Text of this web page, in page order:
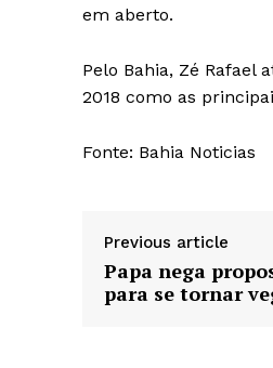
em aberto.
Pelo Bahia, Zé Rafael
2018 como as
Fonte: Bahia Noticias
Previous article
Papa nega
para se tornar